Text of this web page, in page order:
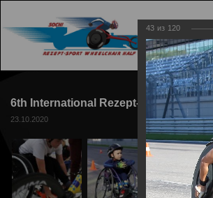
6th International Rezept-Sport
23.10.2020
43 из 120